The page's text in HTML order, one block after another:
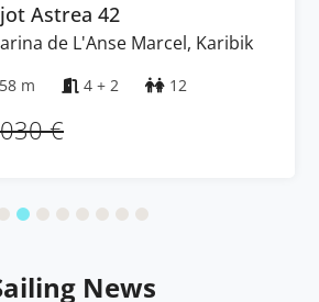
Astrea 42
de L'Anse Marcel, Karibik
m 4 + 2 12
€
News